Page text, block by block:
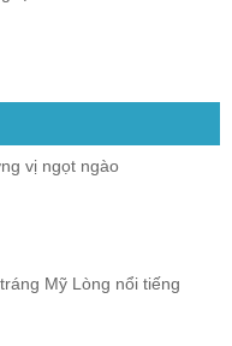
vị ngọt ngào
Mỹ Lòng nổi tiếng